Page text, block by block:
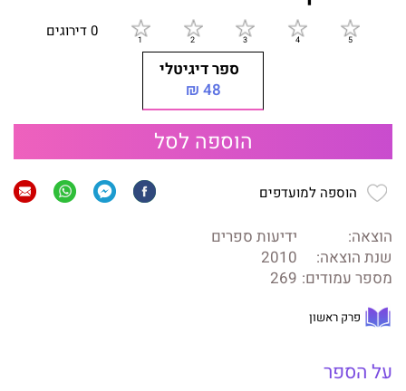
0 דירוגים
ספר דיגיטלי
48 ₪
הוספה לסל
הוספה למועדפים
הוצאה:
ידיעות ספרים
שנת הוצאה:
2010
מספר עמודים: 269
פרק ראשון
על הספר